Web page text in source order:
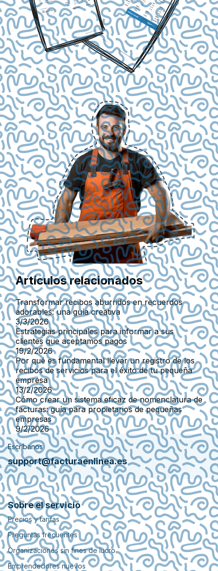
Artículos relacionados
Transformar recibos aburridos en recuerdos
adorables: una guía creativa
3/3/2026
Estrategias principales para informar a sus
clientes que aceptamos pagos
19/2/2026
Por qué es fundamental llevar un registro de los
recibos de servicios para el éxito de tu pequeña
empresa
13/2/2026
Cómo crear un sistema eficaz de nomenclatura de
facturas: guía para propietarios de pequeñas
empresas
9/2/2026
Escríbanos
support@facturaenlinea.es
Sobre el servicio
Precios y tarifas
Preguntas frecuentes
Organizaciones sin fines de lucro
Emprendedores nuevos